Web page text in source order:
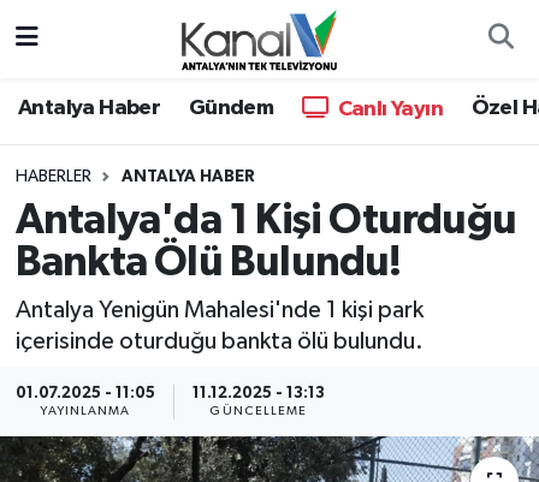
Antalya Haber Gündem Canlı Yayın Özel
HABERLER ANTALYA HABER
Antalya'da 1 Kişi Oturduğu
Bankta Ölü Bulundu!
Antalya Yenigün Mahalesi'nde 1 kişi park
içerisinde oturduğu bankta ölü bulundu.
01.07.2025 - 11:05
YAYINLANMA
11.12.2025 - 13:13
GÜNCELLEME
Antalya Haber
Dünya
Eğitim
Ekonomi
Gündem
Günün Manşetleri
Hava Durumu
Trafik Durumu
Süper Lig Puan Durumu ve Fikstür
Tüm Manşetler
Son Dakika Haberleri
Haber Arşivi